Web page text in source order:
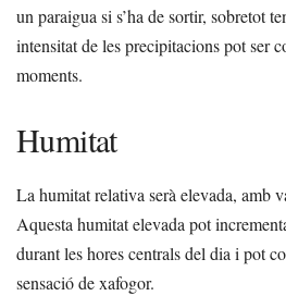
un paraigua si s’ha de sortir, sobretot
intensitat de les precipitacions pot ser
moments.
Humitat
La humitat relativa serà elevada, amb
Aquesta humitat elevada pot
durant les hores centrals del dia i pot
sensació de xafogor.